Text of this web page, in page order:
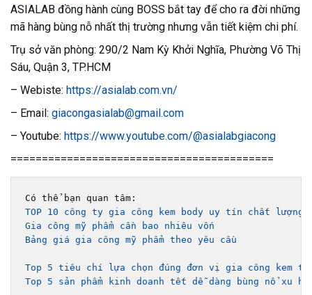
ASIALAB đồng hành cùng BOSS bắt tay để cho ra đời những
mã hàng bùng nỗ nhất thị trường nhưng vẫn tiết kiệm chi phí.
Trụ sở văn phòng: 290/2 Nam Kỳ Khởi Nghĩa, Phường Võ Thị
Sáu, Quận 3, TP.HCM
– Webiste: https://asialab.com.vn/
– Email: giacongasialab@gmail.com
– Youtube: https://www.youtube.com/@asialabgiacong
==========================================
TOP 10 công ty gia công kem body uy tín chất lượng
Gia công mỹ phẩm cần bao nhiêu vốn
Bảng giá gia công mỹ phẩm theo yêu cầu
Top 5 tiêu chí lựa chọn đúng đơn vị gia công kem
Top 5 sản phẩm kinh doanh tết dễ dàng bùng nổ xu